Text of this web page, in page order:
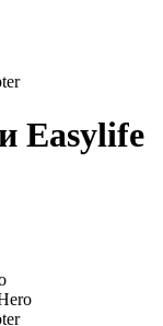
Easylife